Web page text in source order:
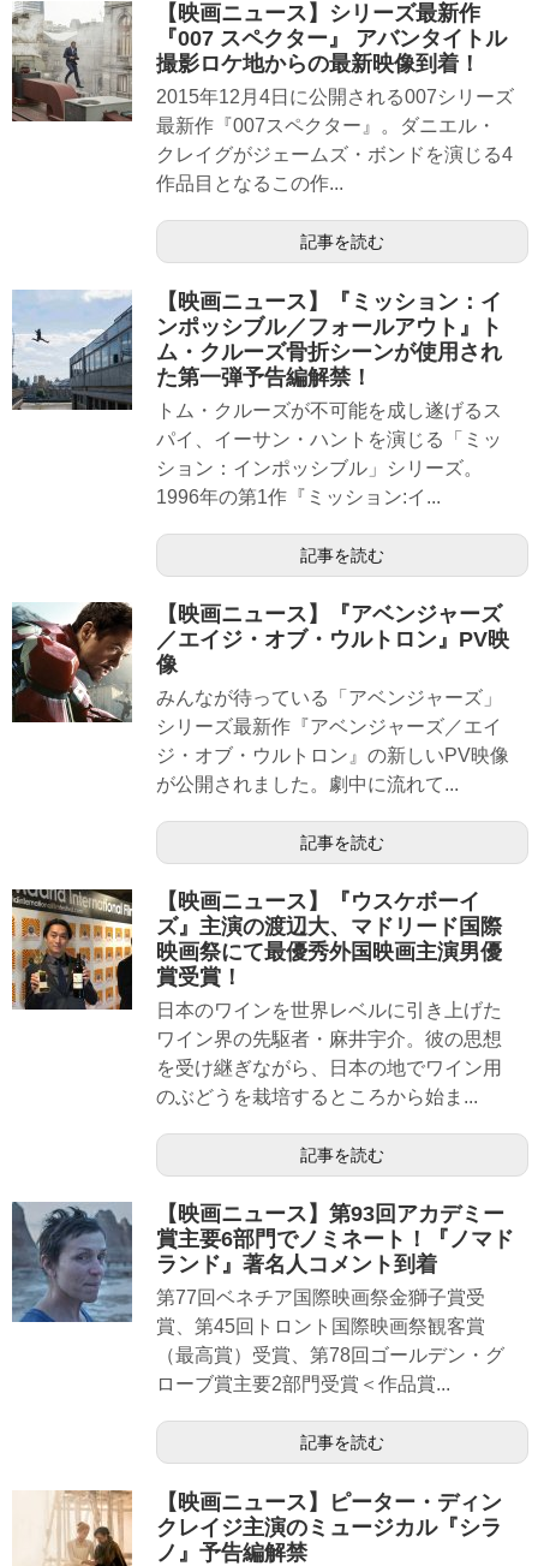
【映画ニュース】シリーズ最新作
『007 スペクター』 アバンタイトル
撮影ロケ地からの最新映像到着！
2015年12月4日に公開される007シリーズ
最新作『007スペクター』。ダニエル・
クレイグがジェームズ・ボンドを演じる4
作品目となるこの作...
記事を読む
【映画ニュース】『ミッション：イ
ンポッシブル／フォールアウト』ト
ム・クルーズ骨折シーンが使用され
た第一弾予告編解禁！
トム・クルーズが不可能を成し遂げるス
パイ、イーサン・ハントを演じる「ミッ
ション：インポッシブル」シリーズ。
1996年の第1作『ミッション:イ...
記事を読む
【映画ニュース】『アベンジャーズ
／エイジ・オブ・ウルトロン』PV映
像
みんなが待っている「アベンジャーズ」
シリーズ最新作『アベンジャーズ／エイ
ジ・オブ・ウルトロン』の新しいPV映像
が公開されました。劇中に流れて...
記事を読む
【映画ニュース】『ウスケボーイ
ズ』主演の渡辺大、マドリード国際
映画祭にて最優秀外国映画主演男優
賞受賞！
日本のワインを世界レベルに引き上げた
ワイン界の先駆者・麻井宇介。彼の思想
を受け継ぎながら、日本の地でワイン用
のぶどうを栽培するところから始ま...
記事を読む
【映画ニュース】第93回アカデミー
賞主要6部門でノミネート！『ノマド
ランド』著名人コメント到着
第77回ベネチア国際映画祭金獅子賞受
賞、第45回トロント国際映画祭観客賞
（最高賞）受賞、第78回ゴールデン・グ
ローブ賞主要2部門受賞＜作品賞...
記事を読む
【映画ニュース】ピーター・ディン
クレイジ主演のミュージカル『シラ
ノ』予告編解禁